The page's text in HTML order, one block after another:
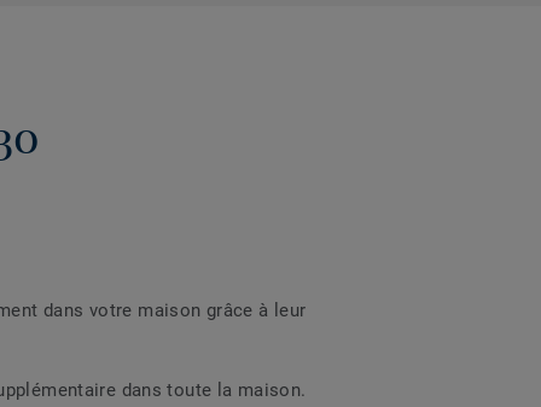
dans votre maison grâce à leur
dans toute la maison.